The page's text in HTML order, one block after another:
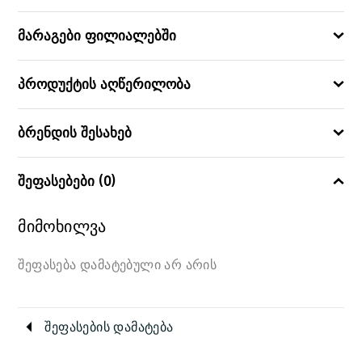
მარაგები ფილიალებში
პროდუქტის აღწერილობა
ბრენდის შესახებ
შეფასებები (0)
მიმოხილვა
შეფასება დამატებული არ არის
შეფასების დამატება